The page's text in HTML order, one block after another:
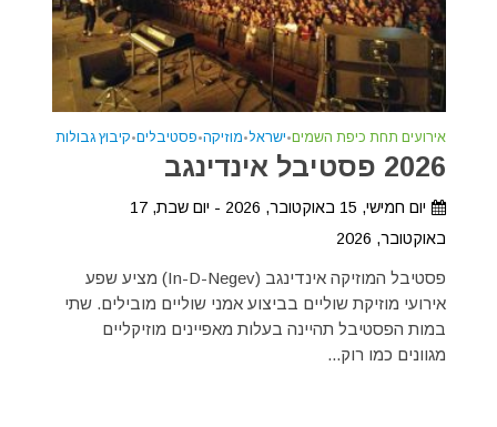
אירועים תחת כיפת השמים•ישראל•מוזיקה•פסטיבלים•קיבוץ גבולות
2026 פסטיבל אינדינגב
יום חמישי, 15 באוקטובר, 2026 - יום שבת, 17
באוקטובר, 2026
פסטיבל המוזיקה אינדינגב (In-D-Negev) מציע שפע
אירועי מוזיקת שוליים בביצוע אמני שוליים מובילים. שתי
במות הפסטיבל תהיינה בעלות מאפיינים מוזיקליים
מגוונים כמו רוק...